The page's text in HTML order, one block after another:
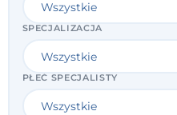
SPECJALIZACJA
PŁEĆ SPECJALISTY